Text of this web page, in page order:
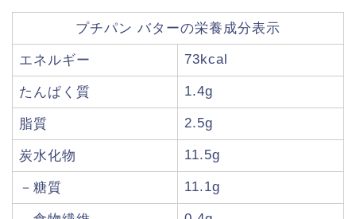
プチパン バターの栄養成分表示
エネルギー 73kcal
たんぱく質 1.4g
脂質 2.5g
炭水化物 11.5g
－糖質 11.1g